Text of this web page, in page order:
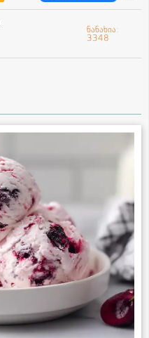
ნანახია:
3348